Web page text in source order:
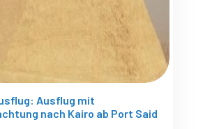
Ausflug mit
nach Kairo ab Port Said